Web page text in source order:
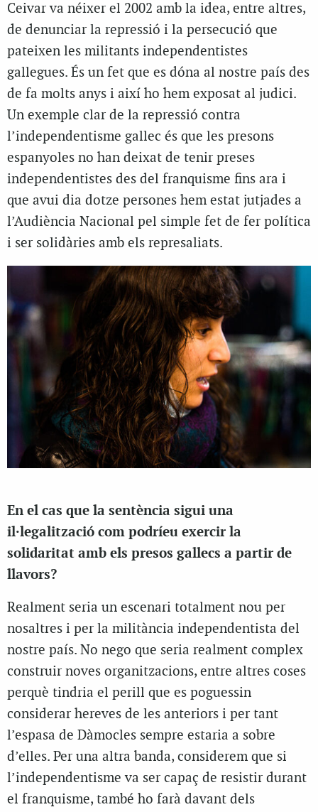
Ceivar va néixer el 2002 amb la idea, entre altres,
de denunciar la repressió i la persecució que
pateixen les militants independentistes
gallegues. És un fet que es dóna al nostre país des
de fa molts anys i així ho hem exposat al judici.
Un exemple clar de la repressió contra
l’independentisme gallec és que les presons
espanyoles no han deixat de tenir preses
independentistes des del franquisme fins ara i
que avui dia dotze persones hem estat jutjades a
l’Audiència Nacional pel simple fet de fer política
i ser solidàries amb els represaliats.
En el cas que la sentència sigui una
il·legalització com podríeu exercir la
solidaritat amb els presos gallecs a partir de
llavors?
Realment seria un escenari totalment nou per
nosaltres i per la militància independentista del
nostre país. No nego que seria realment complex
construir noves organitzacions, entre altres coses
perquè tindria el perill que es poguessin
considerar hereves de les anteriors i per tant
l’espasa de Dàmocles sempre estaria a sobre
d’elles. Per una altra banda, considerem que si
l’independentisme va ser capaç de resistir durant
el franquisme, també ho farà davant dels